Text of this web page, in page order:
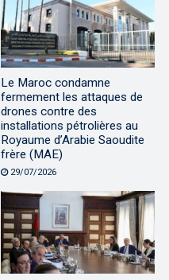
Le Maroc condamne
fermement les attaques de
drones contre des
installations pétrolières au
Royaume d’Arabie Saoudite
frère (MAE)
29/07/2026